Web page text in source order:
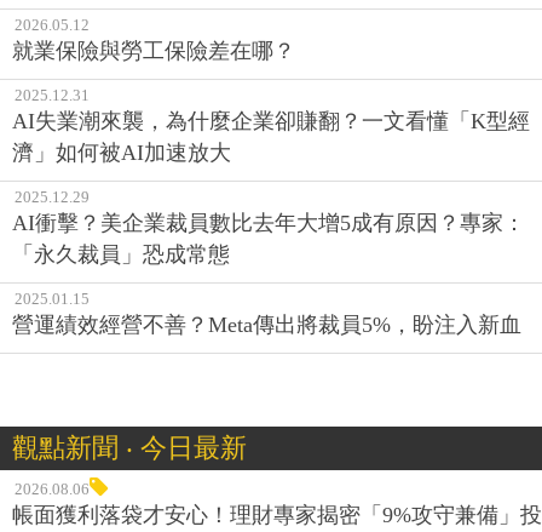
2026.05.12
就業保險與勞工保險差在哪？
2025.12.31
AI失業潮來襲，為什麼企業卻賺翻？一文看懂「K型經
濟」如何被AI加速放大
2025.12.29
AI衝擊？美企業裁員數比去年大增5成有原因？專家：
「永久裁員」恐成常態
2025.01.15
營運績效經營不善？Meta傳出將裁員5%，盼注入新血
觀點新聞 ‧ 今日最新
2026.08.06
帳面獲利落袋才安心！理財專家揭密「9%攻守兼備」投